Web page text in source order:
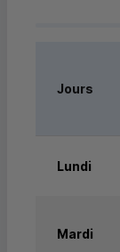
Jours
Lundi
Mardi